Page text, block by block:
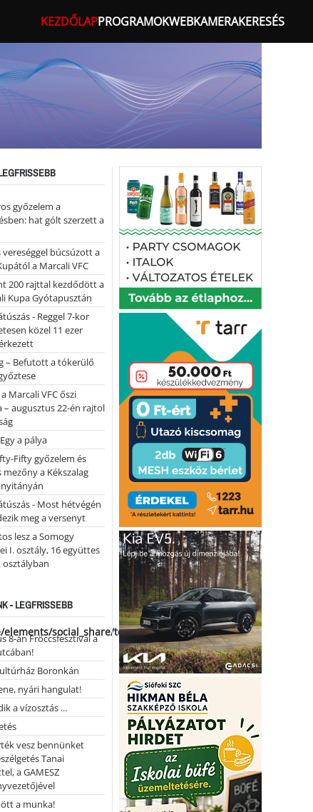
KEZDŐLAPPROGRAMOKWEBKAMERAKERESÉS
social_share/templates/template.php
győzelem a
hat gólt szerzett a
búcsúzott a
a Marcali VFC
200 rajttal kezdődött a
Kupa Gyótapusztán
- Reggel 7-kor
közel 11 ezer
– Befutott a tókerülő
Marcali VFC őszi
– augusztus 22-én rajtol
a pálya
Fifty győzelem és
mezőny a Kékszalag
- Most hétvégén
meg a versenyt
lesz a Somogy
I. osztály, 16 együttes
osztályban
- LEGFRISSEBB
8-án Fröccsfesztivál a
Boronkán
nyári hangulat!
a vízosztás ...
vesz bennünket
Tanai
a GAMESZ
a munka!